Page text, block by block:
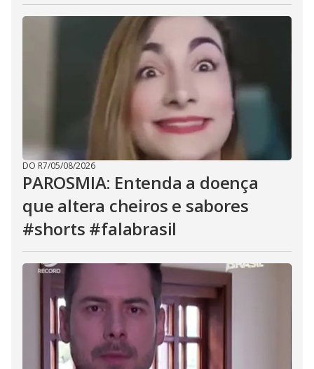
DO R7/05/08/2026
PAROSMIA: Entenda a doença
que altera cheiros e sabores
#shorts #falabrasil